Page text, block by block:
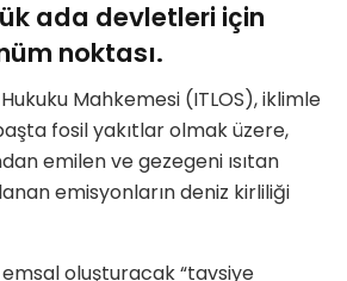
ada devletleri için
noktası.
Mahkemesi (ITLOS), iklimle
fosil yakıtlar olmak üzere,
emilen ve gezegeni ısıtan
emisyonların deniz kirliliği
oluşturacak “tavsiye